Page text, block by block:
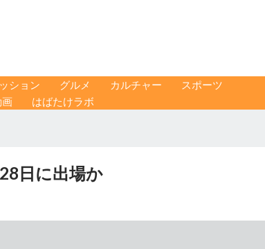
ション グルメ カルチャー
スポーツ
画 はばたけラボ
日に出場か